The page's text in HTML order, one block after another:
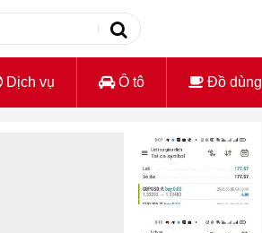
Dịch vụ Ô tô Đồ dùng